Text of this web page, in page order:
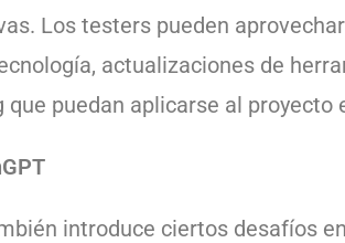
Los testers pueden
actualizaciones de
puedan aplicarse al proyecto
introduce ciertos desafíos